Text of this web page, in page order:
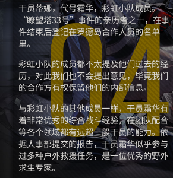
04
干员蒂娜，代号霜华，彩虹小队成员。
“瞭望塔33号”事件的亲历者之一，在事
件结束后登记在罗德岛合作人员的名单
里。
彩虹小队的成员都不太提及他们过去的经
历，对此我们也不会提出意见，毕竟我们
的合作方有权保留他们的内部信息。
与彩虹小队的其他成员一样，干员霜华有
着非常优秀的综合战斗经验，在团队配合
等各个领域都有远超一般干员的能力。依
据人事部提交的报告，干员霜华似乎参与
过多种户外救援任务，是一位优秀的野外
求生专家。